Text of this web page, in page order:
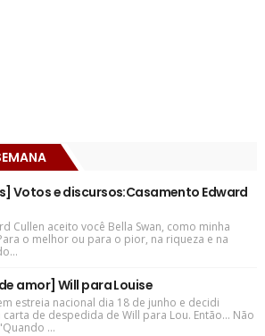
Votos e discursos:Casamento Edward
Cullen aceito você Bella Swan, como minha
o melhor ou para o pior, na riqueza e na
amor] Will para Louise
estreia nacional dia 18 de junho e decidi
carta de despedida de Will para Lou. Então... Não
...